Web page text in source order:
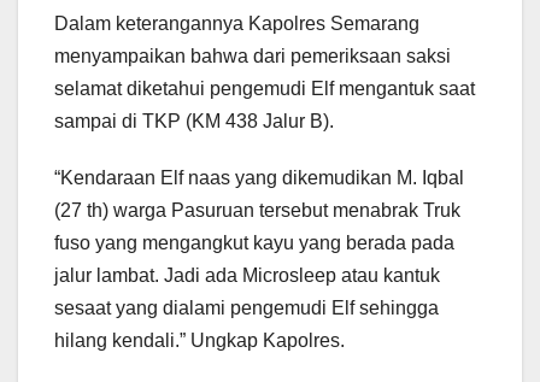
Dalam keterangannya Kapolres Semarang
menyampaikan bahwa dari pemeriksaan saksi
selamat diketahui pengemudi Elf mengantuk saat
sampai di TKP (KM 438 Jalur B).
“Kendaraan Elf naas yang dikemudikan M. Iqbal
(27 th) warga Pasuruan tersebut menabrak Truk
fuso yang mengangkut kayu yang berada pada
jalur lambat. Jadi ada Microsleep atau kantuk
sesaat yang dialami pengemudi Elf sehingga
hilang kendali.” Ungkap Kapolres.